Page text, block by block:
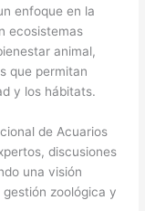
enfoque en la
ecosistemas
animal,
que permitan
y los hábitats.
de Acuarios
discusiones
una visión
zoológica y